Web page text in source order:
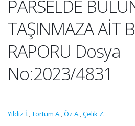
PARSELDE
TAŞINMAZA AİT
RAPORU Dosya
No:2023/4831
Yıldız İ.,Tortum A.,Öz A.,Çelik Z.